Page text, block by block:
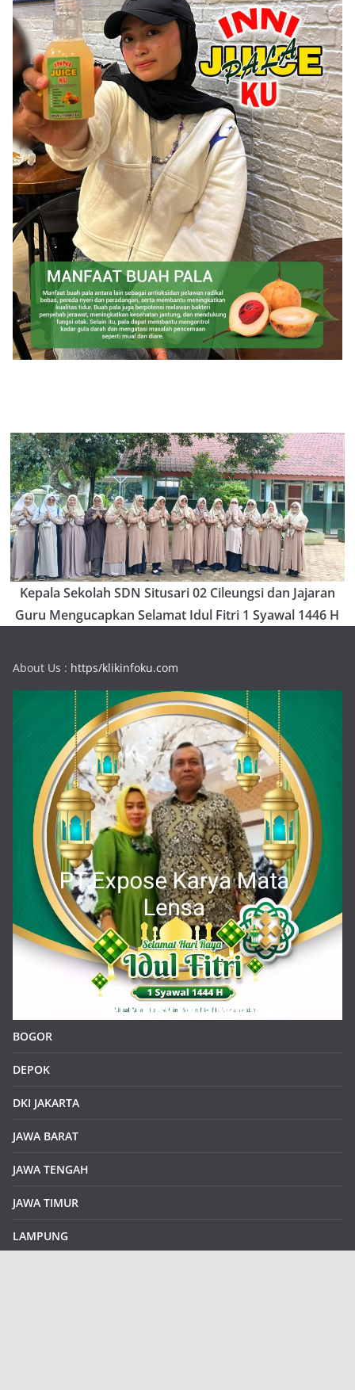
Kepala Sekolah SDN Situsari 02 Cileungsi dan Jajaran
Guru Mengucapkan Selamat Idul Fitri 1 Syawal 1446 H
About Us : https/klikinfoku.com
BOGOR
DEPOK
DKI JAKARTA
JAWA BARAT
JAWA TENGAH
JAWA TIMUR
LAMPUNG